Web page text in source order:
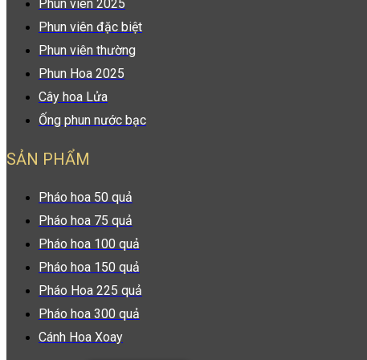
Phun viên 2025
Phun viên đặc biệt
Phun viên thường
Phun Hoa 2025
Cây hoa Lửa
Ống phun nước bạc
SẢN PHẨM
Pháo hoa 50 quả
Pháo hoa 75 quả
Pháo hoa 100 quả
Pháo hoa 150 quả
Pháo Hoa 225 quả
Pháo hoa 300 quả
Cánh Hoa Xoay